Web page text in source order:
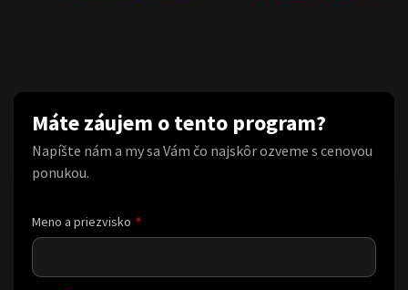
Máte záujem o tento program?
Napíšte nám a my sa Vám čo najskôr ozveme s cenovou
ponukou.
Meno a priezvisko